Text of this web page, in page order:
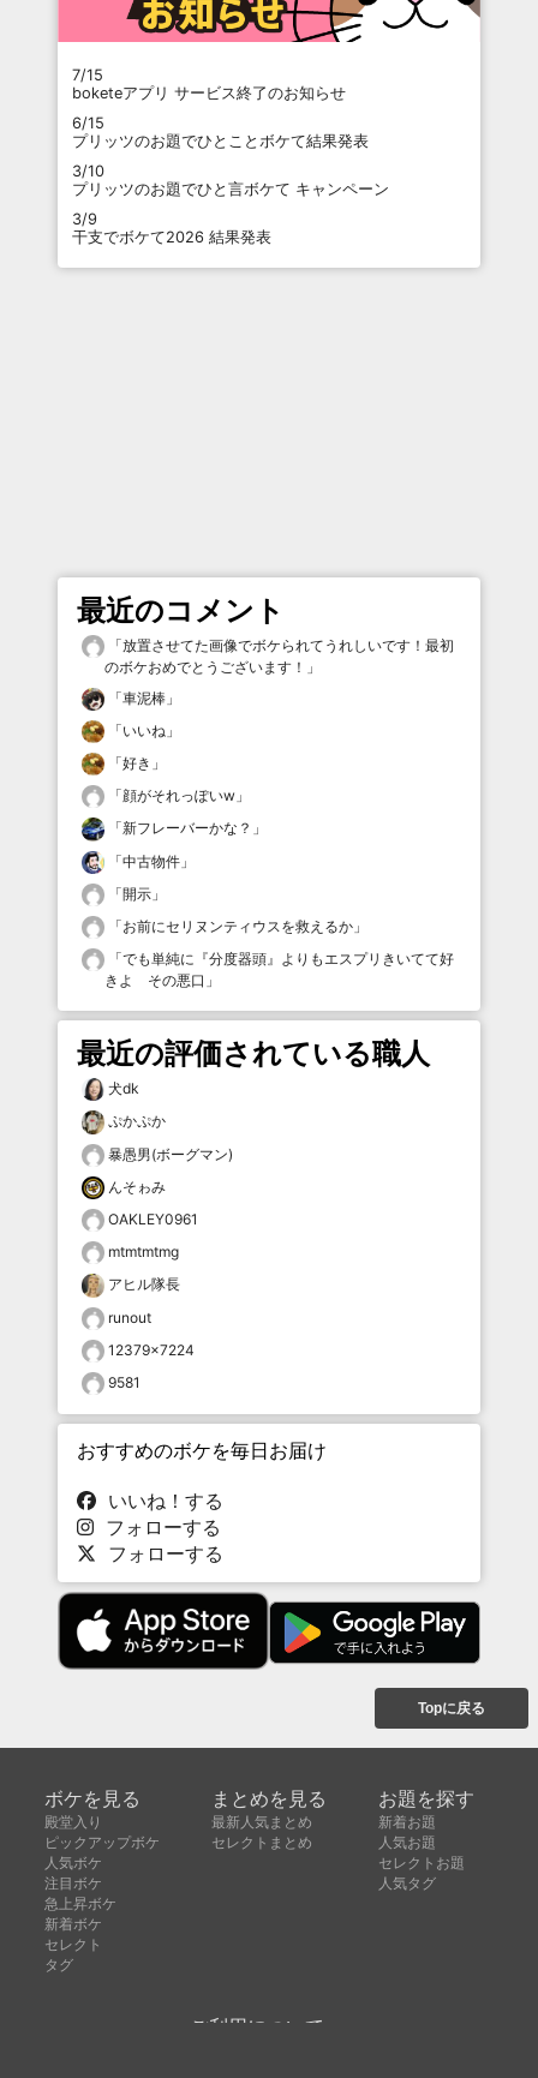
7/15
boketeアプリ サービス終了のお知らせ
6/15
プリッツのお題でひとことボケて結果発表
3/10
プリッツのお題でひと言ボケて キャンペーン
3/9
干支でボケて2026 結果発表
最近のコメント
「放置させてた画像でボケられてうれしいです！最初
のボケおめでとうございます！ 」
「車泥棒 」
「いいね 」
「好き 」
「顔がそれっぽいw 」
「新フレーバーかな？ 」
「中古物件 」
「開示 」
「お前にセリヌンティウスを救えるか 」
「でも単純に『分度器頭』よりもエスプリきいてて好
きよ その悪口 」
最近の評価されている職人
犬dk
ぷかぷか
暴愚男(ボーグマン)
んそゎみ
OAKLEY0961
mtmtmtmg
アヒル隊長
runout
12379×7224
9581
おすすめのボケを毎日お届け
いいね！する
フォローする
フォローする
Topに戻る
ボケを見る
殿堂入り
ピックアップボケ
人気ボケ
注目ボケ
急上昇ボケ
新着ボケ
セレクト
タグ
まとめを見る
最新人気まとめ
セレクトまとめ
お題を探す
新着お題
人気お題
セレクトお題
人気タグ
ご利用について